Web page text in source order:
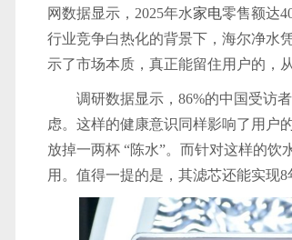
网数据显示，2025年水家电零售额达
行业竞争白热化的背景下，海尔净水
示了市场本质，真正能留住用户的，
调研数据显示，86%的中国受访
虑。这样的健康意识同样影响了用户
放掉一两杯 “陈水”。而针对这样的
用。值得一提的是，其滤芯还能实现